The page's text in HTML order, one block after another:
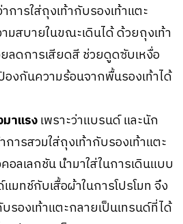
าการใส่ถุงเท้ากับรองเท้าแตะ
มสบายในขณะเดินได้ ด้วยถุงเท้า
ลดการเสียดสี ช่วยดูดซับเหงื่อ
งกันความร้อนจากพื้นรองเท้าได้
าแรงเพราะว่าแบรนด์ และนัก
ารสวมใส่ถุงเท้ากับรองเท้าแตะ
อลเลกชัน นำมาใส่ในการเดินแบบ
มทช์กับเสื้อผ้าในการโปรโมท จึง
รองเท้าแตะกลายเป็นเทรนด์ที่ได้